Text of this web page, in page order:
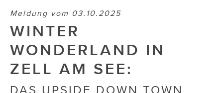
BERTRAMS
BewusstSchein
Brigitta Nemeth Art
CUBE
Meldung vom 03.10.2025
WINTER
WONDERLAND IN
ZELL AM SEE:
DAS UPSIDE DOWN TOWN